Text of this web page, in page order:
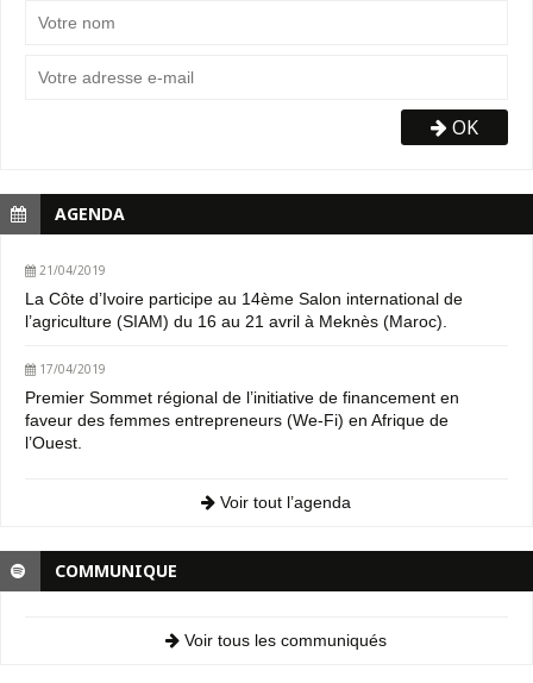
OK
AGENDA
21/04/2019
La Côte d’Ivoire participe au 14ème Salon international de
l’agriculture (SIAM) du 16 au 21 avril à Meknès (Maroc).
17/04/2019
Premier Sommet régional de l’initiative de financement en
faveur des femmes entrepreneurs (We-Fi) en Afrique de
l’Ouest.
Voir tout l’agenda
COMMUNIQUE
Voir tous les communiqués